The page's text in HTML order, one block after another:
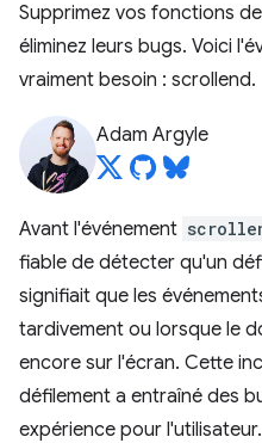
Supprimez vos fonctions
éliminez leurs bugs. Voici
vraiment besoin : scrollend.
Adam Argyle
Avant l'événement
fiable de détecter qu'un
signifiait que les
tardivement ou lorsque le
encore sur l'écran. Cette
défilement a entraîné des
expérience pour l'utilisateur.